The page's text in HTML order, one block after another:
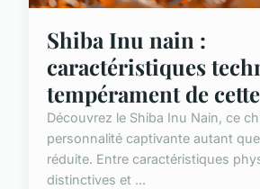
Shiba Inu nain :
caractéristiques
tempérament de
Découvrez le Shiba Inu Nain, ce
personnalité captivante autant
réduite. Entre caractéristiques
distinctives et ...